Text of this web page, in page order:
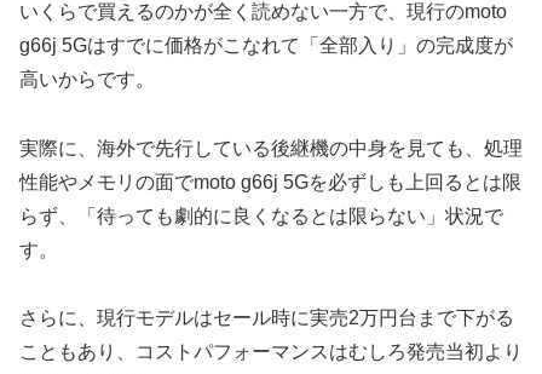
いくらで買えるのかが全く読めない一方で、現行のmoto
g66j 5Gはすでに価格がこなれて「全部入り」の完成度が
高いからです。
実際に、海外で先行している後継機の中身を見ても、処理
性能やメモリの面でmoto g66j 5Gを必ずしも上回るとは限
らず、「待っても劇的に良くなるとは限らない」状況で
す。
さらに、現行モデルはセール時に実売2万円台まで下がる
こともあり、コストパフォーマンスはむしろ発売当初より